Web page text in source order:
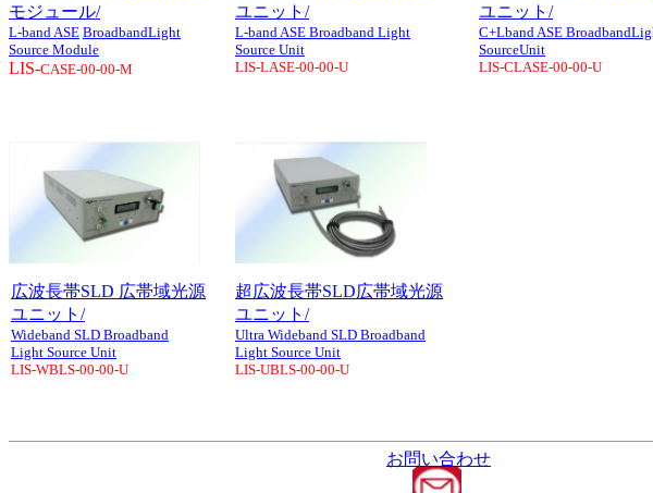
お問い合わせ
モジュール/
L-band ASE BroadbandLight
Source Module
LIS-CASE-00-00-M
ユニット/
L-band ASE Broadband Light
Source Unit
LIS-LASE-00-00-U
ユニット/
C+Lband ASE
SourceUnit
LIS-CLASE-00-00-U
広波長帯SLD 広帯域光源
ユニット/
Wideband SLD Broadband
Light Source Unit
LIS-WBLS-00-00-U
超広波長帯SLD広帯域光源
ユニット/
Ultra Wideband SLD Broadband
Light Source Unit
LIS-UBLS-00-00-U